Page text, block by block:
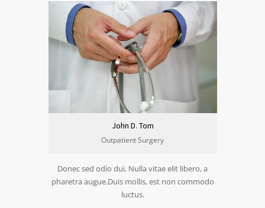
John D. Tom
Outpatient Surgery
Donec sed odio dui. Nulla vitae elit libero, a
pharetra augue.Duis mollis, est non commodo
luctus.